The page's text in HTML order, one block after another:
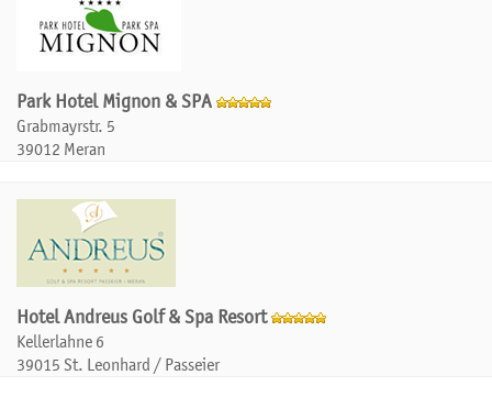
Park Hotel Mignon & SPA
Grabmayrstr. 5
39012 Meran
Hotel Andreus Golf & Spa Resort
Kellerlahne 6
39015 St. Leonhard / Passeier